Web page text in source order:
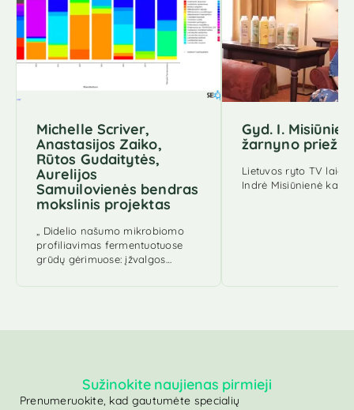
Michelle Scriver,
Anastasijos Zaiko,
Rūtos Gudaitytės,
Aurelijos
Samuilovienės bendras
mokslinis projektas
„ Didelio našumo mikrobiomo
profiliavimas fermentuotuose
grūdų gėrimuose: įžvalgos…
Gyd. I.
žarnyno
Lietuvos ryto TV
Indrė Misiūnienė
Sužinokite naujienas pirmieji
Prenumeruokite, kad gautumėte specialių